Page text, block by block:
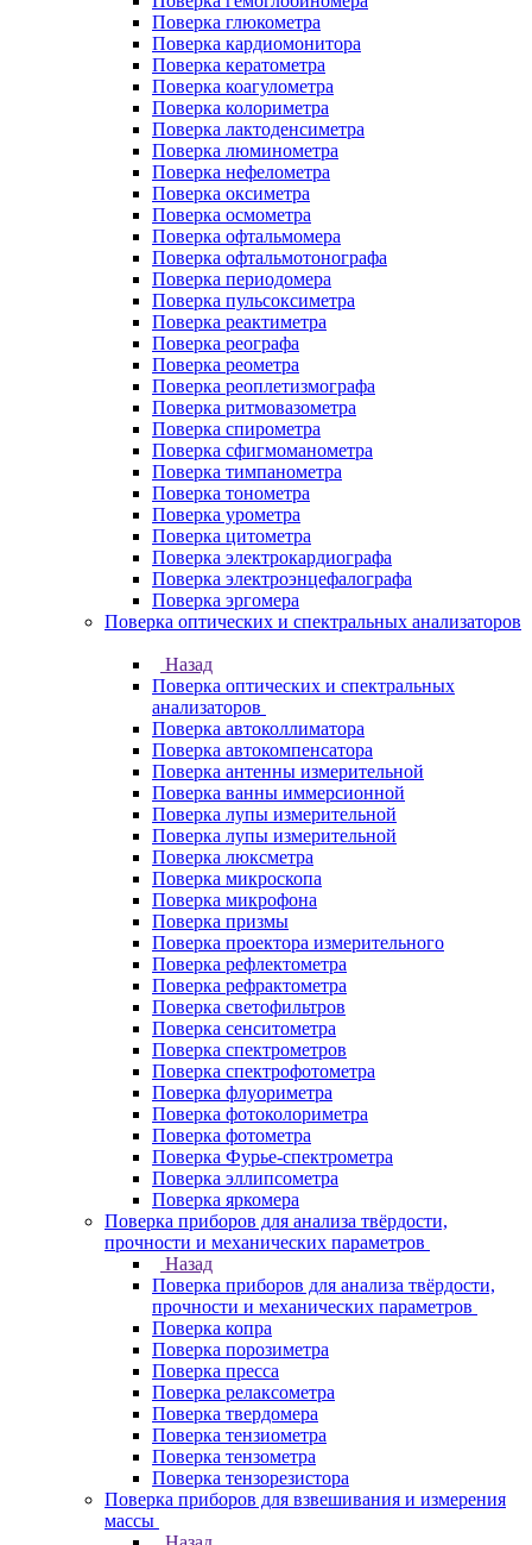
Поверка глюкометра
Поверка кардиомонитора
Поверка кератометра
Поверка коагулометра
Поверка колориметра
Поверка лактоденсиметра
Поверка люминометра
Поверка нефелометра
Поверка оксиметра
Поверка осмометра
Поверка офтальмомера
Поверка офтальмотонографа
Поверка периодомера
Поверка пульсоксиметра
Поверка реактиметра
Поверка реографа
Поверка реометра
Поверка реоплетизмографа
Поверка ритмовазометра
Поверка спирометра
Поверка сфигмоманометра
Поверка тимпанометра
Поверка тонометра
Поверка урометра
Поверка цитометра
Поверка электрокардиографа
Поверка электроэнцефалографа
Поверка эргомера
Поверка оптических и спектральных анализаторов
Назад
Поверка оптических и спектральных
анализаторов
Поверка автоколлиматора
Поверка автокомпенсатора
Поверка антенны измерительной
Поверка ванны иммерсионной
Поверка лупы измерительной
Поверка лупы измерительной
Поверка люксметра
Поверка микроскопа
Поверка микрофона
Поверка призмы
Поверка проектора измерительного
Поверка рефлектометра
Поверка рефрактометра
Поверка светофильтров
Поверка сенситометра
Поверка спектрометров
Поверка спектрофотометра
Поверка флуориметра
Поверка фотоколориметра
Поверка фотометра
Поверка Фурье-спектрометра
Поверка эллипсометра
Поверка яркомера
Поверка приборов для анализа твёрдости,
прочности и механических параметров
Назад
Поверка приборов для анализа твёрдости,
прочности и механических параметров
Поверка копра
Поверка порозиметра
Поверка пресса
Поверка релаксометра
Поверка твердомера
Поверка тензиометра
Поверка тензометра
Поверка тензорезистора
Поверка приборов для взвешивания и измерения
массы